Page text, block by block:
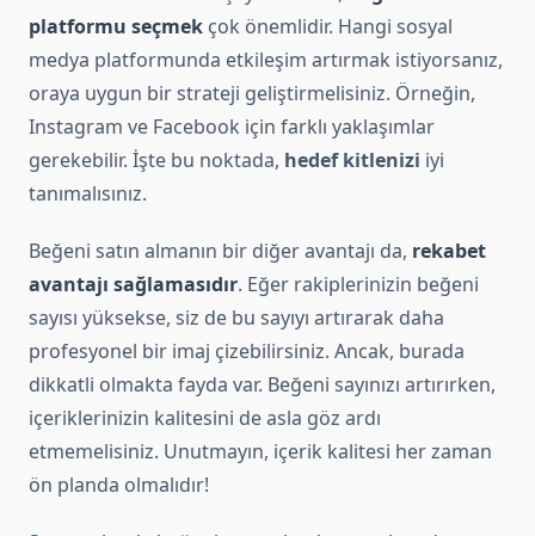
platformu seçmek çok önemlidir. Hangi sosyal
medya platformunda etkileşim artırmak istiyorsanız,
oraya uygun bir strateji geliştirmelisiniz. Örneğin,
Instagram ve Facebook için farklı yaklaşımlar
gerekebilir. İşte bu noktada, hedef kitlenizi iyi
tanımalısınız.
Beğeni satın almanın bir diğer avantajı da, rekabet
avantajı sağlamasıdır. Eğer rakiplerinizin beğeni
sayısı yüksekse, siz de bu sayıyı artırarak daha
profesyonel bir imaj çizebilirsiniz. Ancak, burada
dikkatli olmakta fayda var. Beğeni sayınızı artırırken,
içeriklerinizin kalitesini de asla göz ardı
etmemelisiniz. Unutmayın, içerik kalitesi her zaman
ön planda olmalıdır!